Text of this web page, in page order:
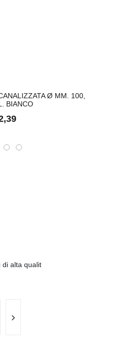
Ø MM. 100,
BIANCO
di alta qualit